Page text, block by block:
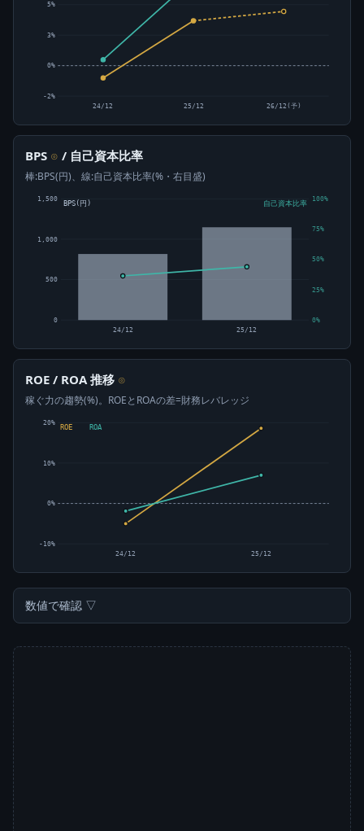
-2%
0%
3%
5%
24/12 25/12 26/12(予)
BPS ⊙ / 自己資本比率
棒:BPS(円)、線:自己資本比率(%・右目盛)
0
500
1,000
1,500
0%
25%
50%
75%
100%
24/12 25/12
BPS(円) 自己資本比率
ROE / ROA 推移 ⊙
稼ぐ力の趨勢(%)。ROEとROAの差=財務レバレッジ
-10%
0%
10%
20%
ROE ROA
24/12 25/12
数値で確認 ▽